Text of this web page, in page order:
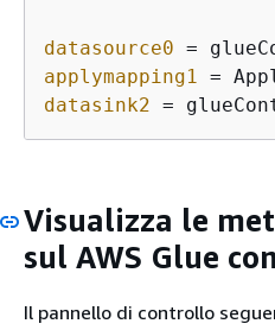
datasource0 =
applymapping1
datasink2 =
Visualizza le
sul AWS Glue
Il pannello di controllo